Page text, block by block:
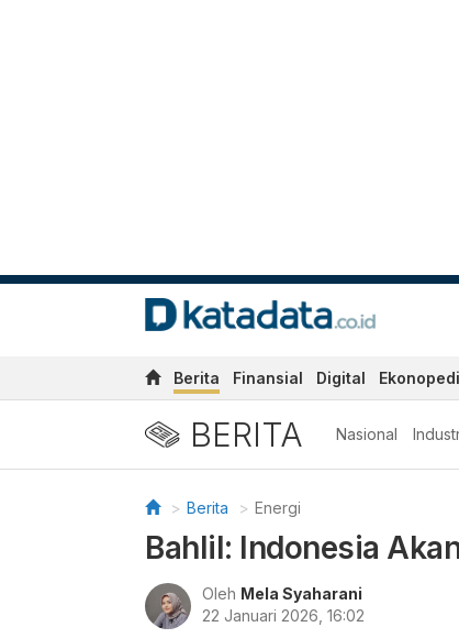
Berita Finansial Digital
BERITA Nasional
Berita Energi
Bahlil: Indonesia
Oleh Mela Syaharani
22 Januari 2026, 16:02